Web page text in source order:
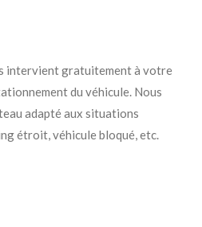
intervient gratuitement à votre
du véhicule. Nous
adapté aux situations
étroit, véhicule bloqué, etc.